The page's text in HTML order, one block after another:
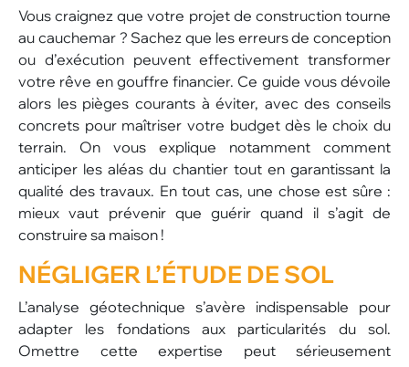
Vous craignez que votre projet de construction tourne
au cauchemar ? Sachez que les erreurs de conception
ou d’exécution peuvent effectivement transformer
votre rêve en gouffre financier. Ce guide vous dévoile
alors les pièges courants à éviter, avec des conseils
concrets pour maîtriser votre budget dès le choix du
terrain. On vous explique notamment comment
anticiper les aléas du chantier tout en garantissant la
qualité des travaux. En tout cas, une chose est sûre :
mieux vaut prévenir que guérir quand il s’agit de
construire sa maison !
NÉGLIGER L’ÉTUDE DE SOL
L’analyse géotechnique s’avère indispensable pour
adapter les fondations aux particularités du sol.
Omettre cette expertise peut sérieusement